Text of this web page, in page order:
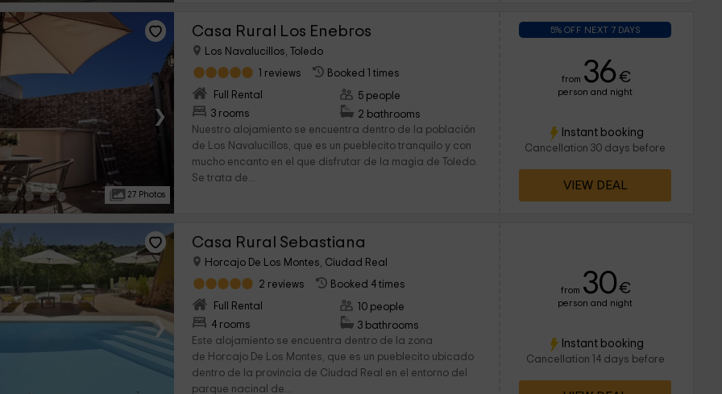
›
27 Photos
Casa Rural Los Enebros
Los Navalucillos, Toledo
1 reviews
Booked 1 times
Full Rental
3 rooms
5 people
2 bathrooms
Nuestro alojamiento se encuentra dentro de la población
de Los Navalucillos, que es un pueblecito tranquilo y con
mucho encanto en el que disfrutar de la magia de Toledo.
Se trata de...
5% OFF NEXT 7 DAYS
from 36 €
person and night
Instant booking
Cancellation 30 days before
VIEW DEAL
›
Casa Rural Sebastiana
Horcajo De Los Montes, Ciudad Real
2 reviews
Booked 4 times
Full Rental
4 rooms
10 people
3 bathrooms
Este alojamiento se encuentra dentro de la zona
de Horcajo De Los Montes, que es un pueblecito ubicado
dentro de la provincia de Ciudad Real en el entorno del
parque nacinal de...
from 30€
person and night
Instant booking
Cancellation 14 days before